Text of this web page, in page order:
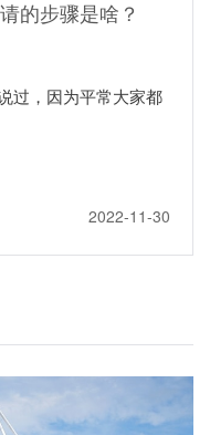
的步骤是啥？
过，因为平常大家都
2022-11-30